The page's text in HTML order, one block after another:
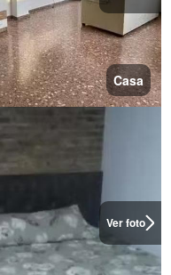
Casa
Ver foto